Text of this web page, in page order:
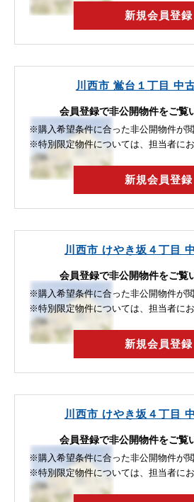
新規会員登録
川西市 鴬台１丁目 中
会員登録で非公開物件をご覧
※購入希望条件に合った非公開物件が閲
※特別限定物件については、担当者に
新規会員登録
川西市 けやき坂４丁目
会員登録で非公開物件をご覧
※購入希望条件に合った非公開物件が閲
※特別限定物件については、担当者に
新規会員登録
川西市 けやき坂４丁目
会員登録で非公開物件をご覧
※購入希望条件に合った非公開物件が閲
※特別限定物件については、担当者に